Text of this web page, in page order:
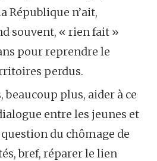
République n’ait,
souvent, « rien fait »
pour reprendre le
perdus.
beaucoup plus, aider à ce
entre les jeunes et
du chômage de
bref, réparer le lien